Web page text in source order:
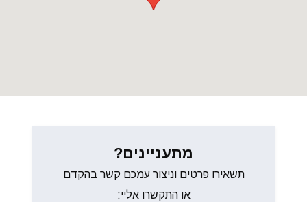
מתעניינים?
תשאירו פרטים וניצור עמכם קשר בהקדם
או התקשרו אליי: